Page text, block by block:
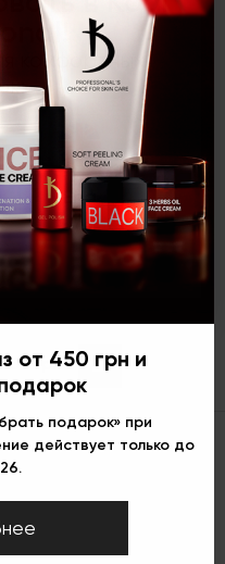
комфортных
Eng
(0)
Гель-лак Polar Light, 7 мл
Гель-лак № 08 PL, 7 мл
203 грн Купить
от 450 грн и
подарок» при
действует только до